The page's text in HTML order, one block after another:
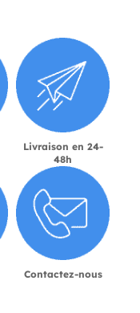
Livraison en 24-
48h
Contactez-nous